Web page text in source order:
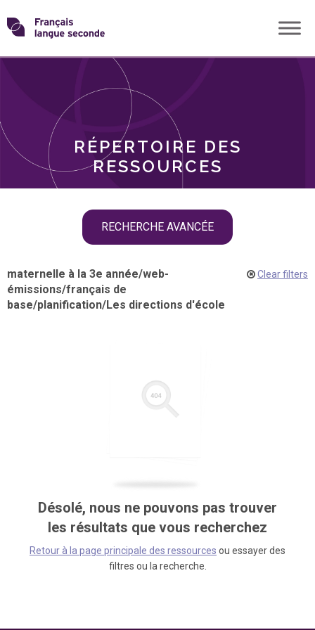
Skip
toTransformons
langue
RÉPERTOIRE DES
RESSOURCES
RECHERCHE AVANCÉE
THÈMES
maternelle à la 3e année/web-
émissions/français de
base/planification/Les directions d'école
Clear filters
Désolé, nous ne pouvons pas trouver
les résultats que vous recherchez
Retour à la page principale des ressources ou essayer des
filtres ou la recherche.